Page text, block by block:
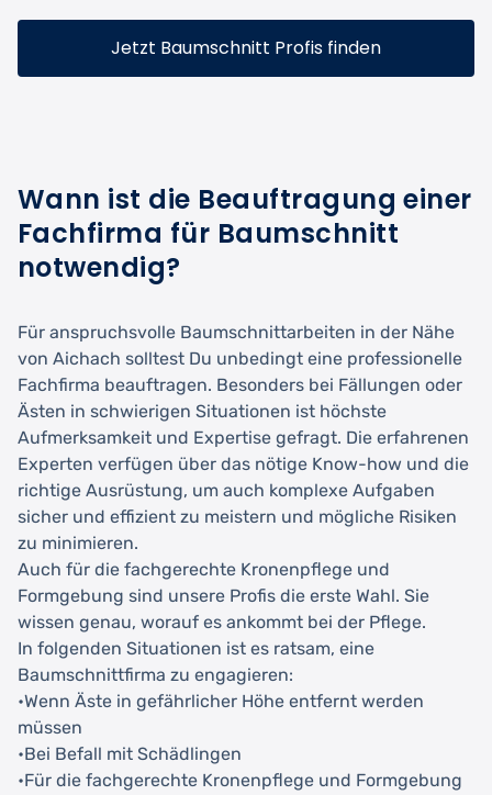
Jetzt Baumschnitt Profis finden
Wann ist die Beauftragung einer
Fachfirma für Baumschnitt
notwendig?
Für anspruchsvolle Baumschnittarbeiten in der Nähe
von Aichach solltest Du unbedingt eine professionelle
Fachfirma beauftragen. Besonders bei Fällungen oder
Ästen in schwierigen Situationen ist höchste
Aufmerksamkeit und Expertise gefragt. Die erfahrenen
Experten verfügen über das nötige Know-how und die
richtige Ausrüstung, um auch komplexe Aufgaben
sicher und effizient zu meistern und mögliche Risiken
zu minimieren.
Auch für die fachgerechte Kronenpflege und
Formgebung sind unsere Profis die erste Wahl. Sie
wissen genau, worauf es ankommt bei der Pflege.
In folgenden Situationen ist es ratsam, eine
Baumschnittfirma zu engagieren:
•Wenn Äste in gefährlicher Höhe entfernt werden
müssen
•Bei Befall mit Schädlingen
•Für die fachgerechte Kronenpflege und Formgebung